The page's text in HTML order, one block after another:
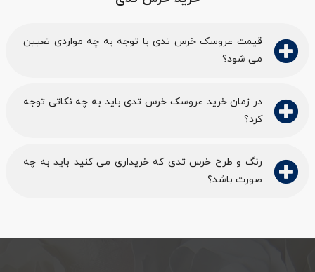
قیمت عروسک خرس تدی با توجه به چه مواردی تعیین
می شود؟
در زمان خرید عروسک خرس تدی باید به چه نکاتی توجه
کرد؟
رنگ و طرح خرس تدی که خریداری می کنید باید به چه
صورت باشد؟